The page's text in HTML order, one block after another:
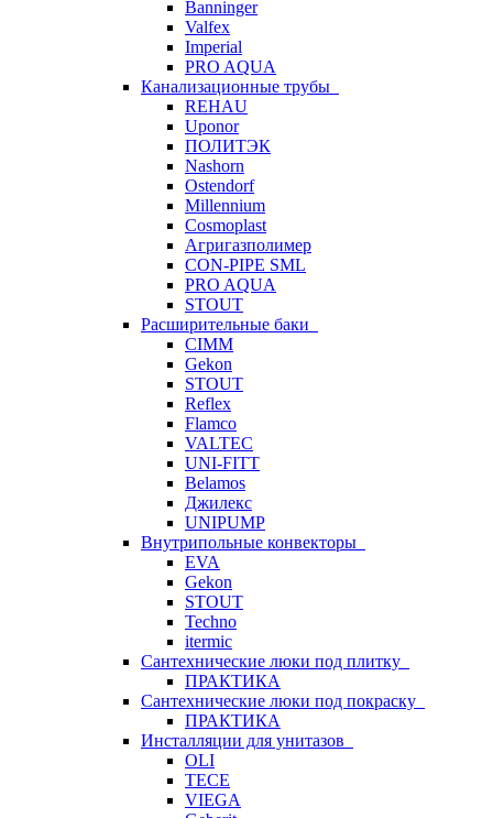
Banninger
Valfex
Imperial
PRO AQUA
Канализационные трубы
REHAU
Uponor
ПОЛИТЭК
Nashorn
Ostendorf
Millennium
Cosmoplast
Агригазполимер
CON-PIPE SML
PRO AQUA
STOUT
Расширительные баки
CIMM
Gekon
STOUT
Reflex
Flamco
VALTEC
UNI-FITT
Belamos
Джилекс
UNIPUMP
Внутрипольные конвекторы
EVA
Gekon
STOUT
Techno
itermic
Сантехнические люки под плитку
ПРАКТИКА
Сантехнические люки под покраску
ПРАКТИКА
Инсталляции для унитазов
OLI
TECE
VIEGA